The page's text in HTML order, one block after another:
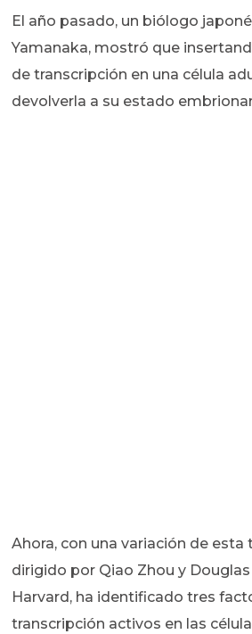
El año pasado, un biólogo
Yamanaka, mostró que
de transcripción en una célula
devolverla a su estado
Ahora, con una variación de esta
dirigido por Qiao Zhou y
Harvard, ha identificado tres
transcripción activos en las